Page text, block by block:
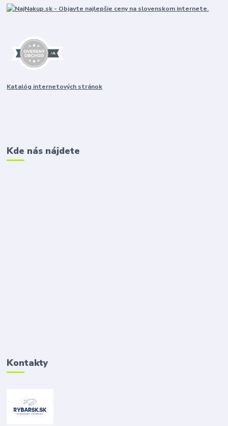
Katalóg internetových stránok
Kde nás nájdete
Kontakty